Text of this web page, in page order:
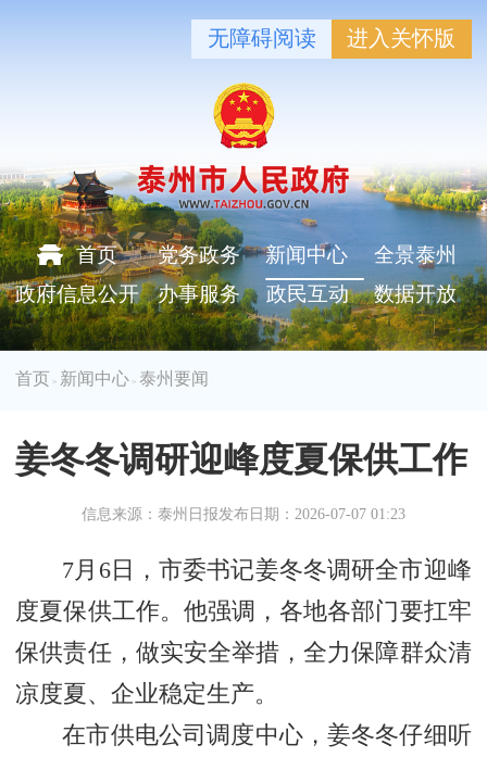
无障碍阅读 进入关怀版
首页 党务政务 新闻中心
全景泰州
政府信息公开
办事服务 政民互动 数据开放
首页 > 新闻中心 >泰州要闻
姜冬冬调研迎峰度夏保供工作
信息来源：泰州日报发布日期：2026-07-07 01:23
7月6日，市委书记姜冬冬调研全市迎峰
度夏保供工作。他强调，各地各部门要扛牢
保供责任，做实安全举措，全力保障群众清
凉度夏、企业稳定生产。
在市供电公司调度中心，姜冬冬仔细听